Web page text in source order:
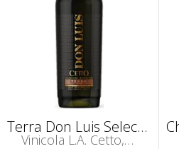
Terra Don Luis Seleccíon Reservada Valle de Guadalupe
Vinicola L.A. Cetto, Guadalupe